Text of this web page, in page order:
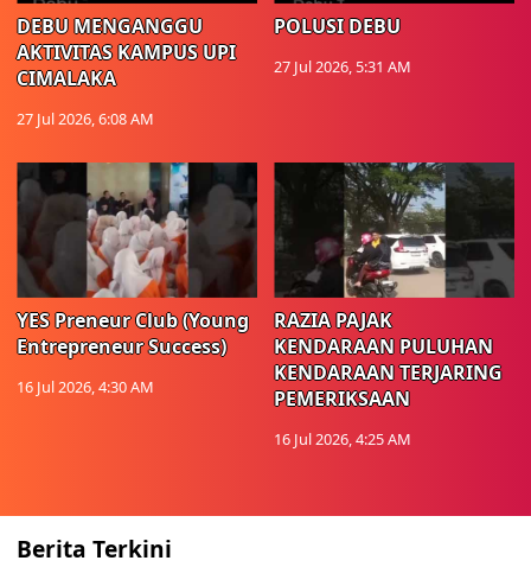
DEBU MENGANGGU
AKTIVITAS KAMPUS UPI
CIMALAKA
27 Jul 2026, 6:08 AM
POLUSI DEBU
27 Jul 2026, 5:31 AM
YES Preneur Club (Young
Entrepreneur Success)
16 Jul 2026, 4:30 AM
RAZIA PAJAK
KENDARAAN PULUHAN
KENDARAAN TERJARING
PEMERIKSAAN
16 Jul 2026, 4:25 AM
Berita Terkini